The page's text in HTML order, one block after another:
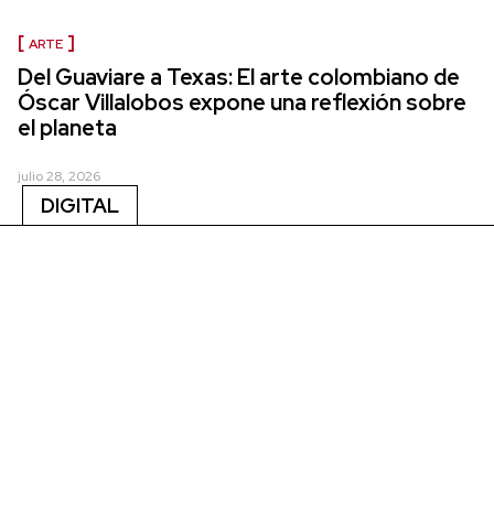
ARTE
Del Guaviare a Texas: El arte colombiano de
Óscar Villalobos expone una reflexión sobre
el planeta
julio 28, 2026
DIGITAL